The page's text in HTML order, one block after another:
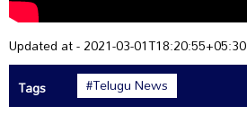
Updated at - 2021-03-01T18:20:55+05:30
Tags
#Telugu News